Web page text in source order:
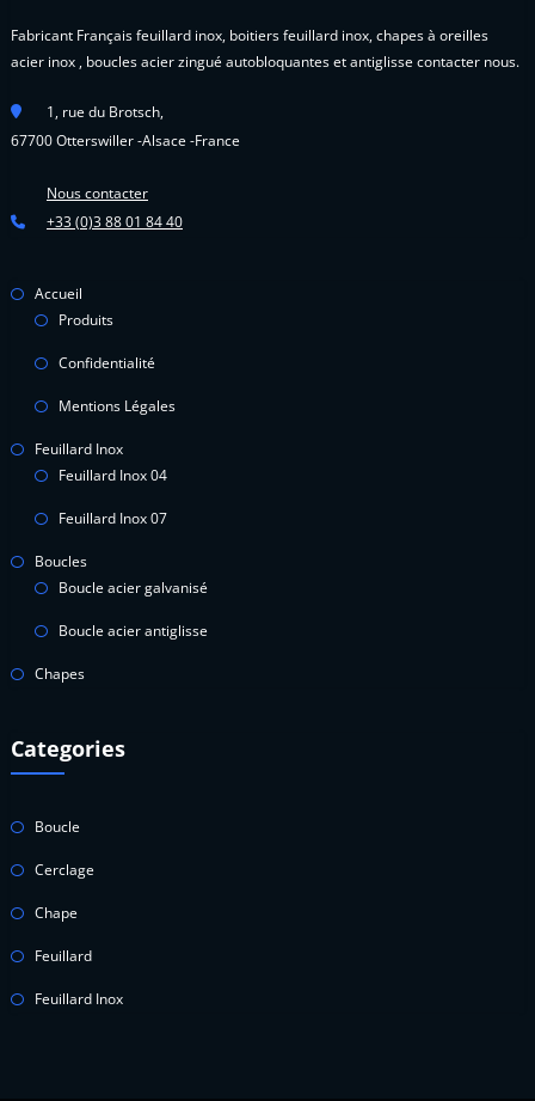
Fabricant Français feuillard inox, boitiers feuillard inox, chapes à oreilles
acier inox , boucles acier zingué autobloquantes et antiglisse contacter nous.
1, rue du Brotsch,
67700 Otterswiller -Alsace -France
Nous contacter
+33 (0)3 88 01 84 40
Accueil
Produits
Confidentialité
Mentions Légales
Feuillard Inox
Feuillard Inox 04
Feuillard Inox 07
Boucles
Boucle acier galvanisé
Boucle acier antiglisse
Chapes
Categories
Boucle
Cerclage
Chape
Feuillard
Feuillard Inox